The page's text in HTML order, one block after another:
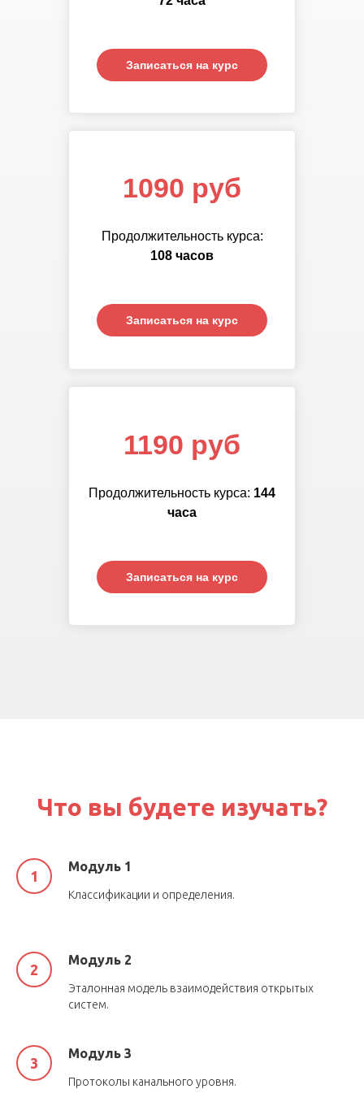
Записаться на курс
Записаться на курс
Продолжительность курса:
108 часов
1090 руб
Записаться на курс
Записаться на курс
Продолжительность курса: 144
часа
1190 руб
Что вы будете изучать?
Модуль 1
Классификации и определения.
Модуль 2
Эталонная модель взаимодействия открытых
систем.
Модуль 3
Протоколы канального уровня.